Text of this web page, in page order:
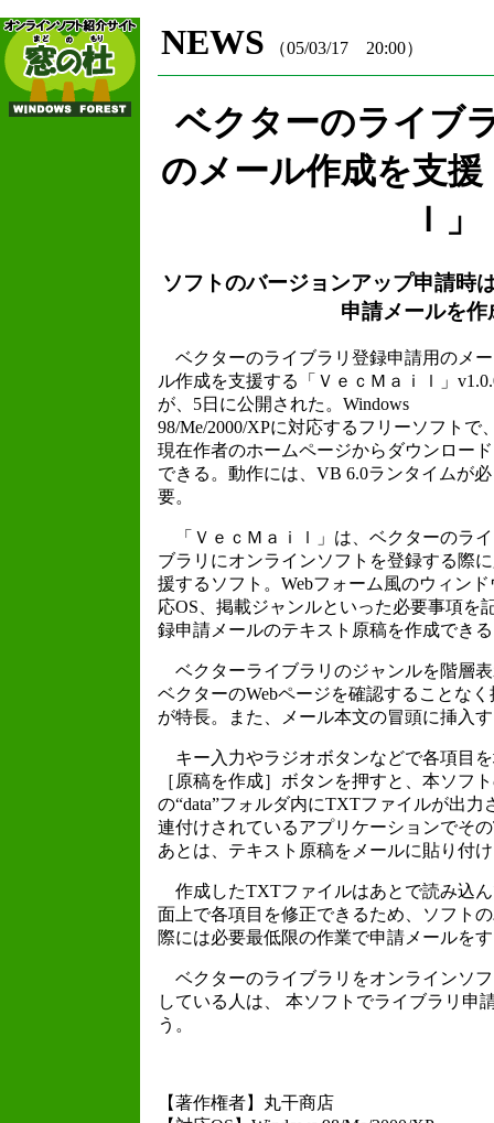
NEWS （05/03/17 20:00）
ベクターのライブ
のメール作成を支
ｌ」
ソフトのバージョンアップ申請時
申請メールを作
ベクターのライブラリ登録申請用のメー
ル作成を支援する「ＶｅｃＭａｉｌ」
が、5日に公開された。Windows
98/Me/2000/XPに対応するフリーソフトで
現在作者のホームページからダウンロード
できる。動作には、VB 6.0ランタイムが必
要。
「ＶｅｃＭａｉｌ」は、ベクターのライ
ブラリにオンラインソフトを登録する際
援するソフト。Webフォーム風のウィン
応OS、掲載ジャンルといった必要事項を
録申請メールのテキスト原稿を作成でき
ベクターライブラリのジャンルを階層
ベクターのWebページを確認することな
が特長。また、メール本文の冒頭に挿入
キー入力やラジオボタンなどで各項目
［原稿を作成］ボタンを押すと、本ソフ
の“data”フォルダ内にTXTファイルが出力
連付けされているアプリケーションでそ
あとは、テキスト原稿をメールに貼り付
作成したTXTファイルはあとで読み込
面上で各項目を修正できるため、ソフト
際には必要最低限の作業で申請メールを
ベクターのライブラリをオンラインソ
している人は、 本ソフトでライブラリ申
う。
【著作権者】丸干商店